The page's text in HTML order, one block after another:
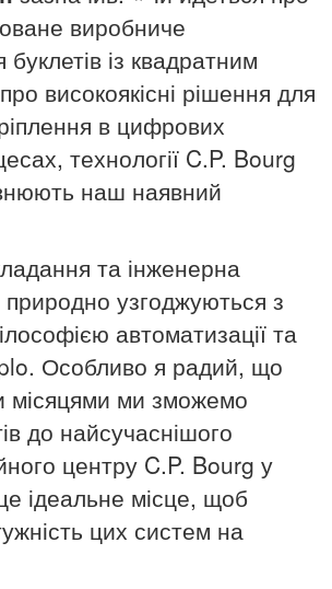
виробниче
із квадратним
високоякісні рішення для
в цифрових
технології C.P. Bourg
наш наявний
та інженерна
природно узгоджуються з
автоматизації та
Особливо я радий, що
місяцями ми зможемо
до найсучаснішого
центру C.P. Bourg у
ідеальне місце, щоб
цих систем на